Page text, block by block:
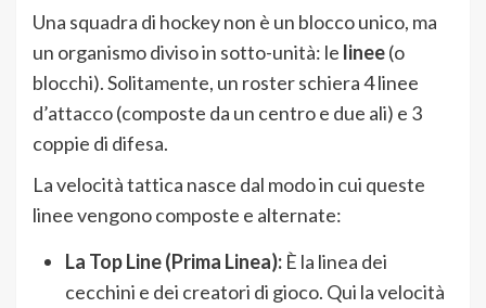
Una squadra di hockey non è un blocco unico, ma
un organismo diviso in sotto-unità: le linee(o
blocchi). Solitamente, un roster schiera 4 linee
d’attacco (composte da un centro e due ali) e 3
coppie di difesa.
La velocità tattica nasce dal modo in cui queste
linee vengono composte e alternate:
La Top Line (Prima Linea): È la linea dei
cecchini e dei creatori di gioco. Qui la velocità